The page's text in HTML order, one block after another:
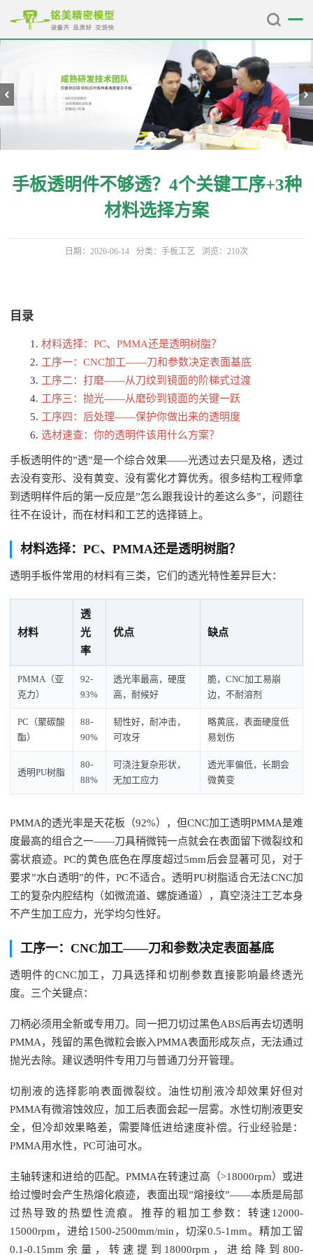
手板透明件不够透？4个关键工序+3种
材料选择方案
日期：2026-06-14 分类： 手板工艺 浏览：210次
目录
材料选择：PC、PMMA还是透明树脂？
工序一：CNC加工——刀和参数决定表面基底
工序二：打磨——从刀纹到镜面的阶梯式过渡
工序三：抛光——从磨砂到镜面的关键一跃
工序四：后处理——保护你做出来的透明度
选材速查：你的透明件该用什么方案？
手板透明件的”透”是一个综合效果——光透过去只是及格，透过
去没有变形、没有黄变、没有雾化才算优秀。很多结构工程师拿
到透明样件后的第一反应是”怎么跟我设计的差这么多”，问题往
往不在设计，而在材料和工艺的选择链上。
材料选择：PC、PMMA还是透明树脂？
透明手板件常用的材料有三类，它们的透光特性差异巨大：
材料
透
光
率
优点 缺点
PMMA（亚
克力）
92-
93%
透光率最高，硬度
高，耐候好
脆，CNC加工易崩
边，不耐溶剂
PC（聚碳酸
酯）
88-
90%
韧性好，耐冲击，
可攻牙
略黄底，表面硬度低
易划伤
透明PU树脂
80-
88%
可浇注复杂形状，
无加工应力
透光率偏低，长期会
微黄变
PMMA的透光率是天花板（92%），但CNC加工透明PMMA是难
度最高的组合之一——刀具稍微钝一点就会在表面留下微裂纹和
雾状痕迹。PC的黄色底色在厚度超过5mm后会显著可见，对于
要求”水白透明”的件，PC不适合。透明PU树脂适合无法CNC加
工的复杂内腔结构（如微流道、螺旋通道），真空浇注工艺本身
不产生加工应力，光学均匀性好。
工序一：CNC加工——刀和参数决定表面基底
透明件的CNC加工，刀具选择和切削参数直接影响最终透光
度。三个关键点：
刀柄必须用全新或专用刀。同一把刀切过黑色ABS后再去切透明
PMMA，残留的黑色微粒会嵌入PMMA表面形成灰点，无法通过
抛光去除。建议透明件专用刀与普通刀分开管理。
切削液的选择影响表面微裂纹。油性切削液冷却效果好但对
PMMA有微溶蚀效应，加工后表面会起一层雾。水性切削液更安
全，但冷却效果略差，需要降低进给速度补偿。行业经验是：
PMMA用水性，PC可油可水。
主轴转速和进给的匹配。PMMA在转速过高（>18000rpm）或进
给过慢时会产生热熔化痕迹，表面出现”熔接纹”——本质是局部
过热导致的热塑性流痕。推荐的粗加工参数：转速12000-
15000rpm，进给1500-2500mm/min，切深0.5-1mm。精加工留
0.1-0.15mm余量，转速提到18000rpm，进给降到800-